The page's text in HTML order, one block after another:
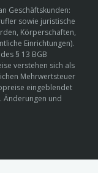
Geschäftskunden:
sowie juristische
Körperschaften,
Einrichtungen).
§ 13 BGB
verstehen sich als
Mehrwertsteuer
eingeblendet
Änderungen und